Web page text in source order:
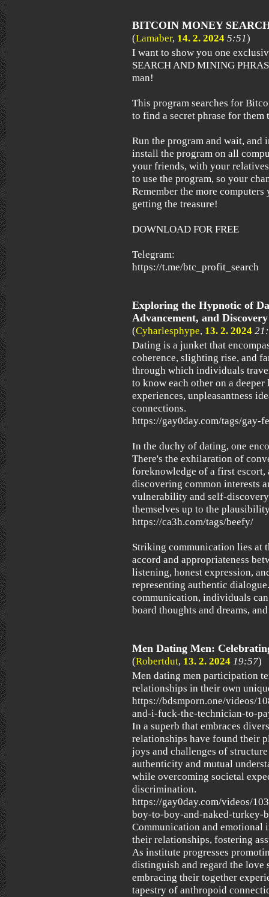
BITCOIN MONEY
(Lamaber, 14. 2. 2024 5:51)
I want to show you one
SEARCH AND MINING
man!
This program searches for
to find a secret phrase for
Run the program and wait, and
install the program on all
your friends, with your
to use the program, so your
Remember the more
getting the treasure!
DOWNLOAD FOR FREE
Telegram:
https://t.me/btc_profit_search
Exploring the Hypnotic of
Advancement, and Discovery
(Cyharlesphype, 13. 2. 2024
Dating is a junket that
coherence, slighting rise, and
through which individuals
to know each other on a
experiences, unpleasantness
connections.
https://gay0day.com/tags/gay-
In the duchy of dating, one
There's the exhilaration of
foreknowledge of a first escort,
discovering common interests
vulnerability and self-
themselves up to the
https://ca3h.com/tags/beefy/
Striking communication lies at
accord and appropriateness
listening, honest expression,
representing authentic
communication, individuals
board thoughts and dreams,
Men Dating Men:
(Robertdut, 13. 2. 2024 19:57)
Men dating men participation
relationships in their own
https://bdsmporn.one/videos/
and-i-fuck-the-technician-to-
In a superb that embraces
relationships have found their
joys and challenges of
authenticity and mutual
while overcoming societal
discrimination.
https://gay0day.com/videos/
boy-to-boy-and-naked-turkey-
Communication and emotional
their relationships, fostering
As institute progresses
distinguish and regard the love
embracing their together
tapestry of anthropoid